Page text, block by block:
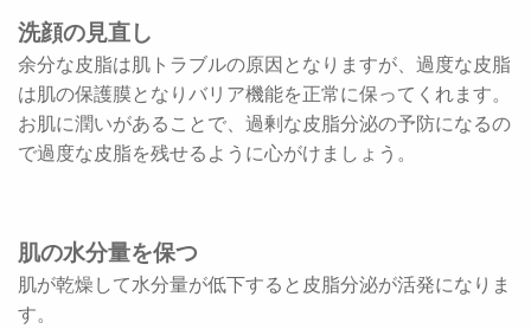
洗顔の見直し
余分な皮脂は肌トラブルの原因となりますが、過度な皮脂
は肌の保護膜となりバリア機能を正常に保ってくれます。
お肌に潤いがあることで、過剰な皮脂分泌の予防になるの
で過度な皮脂を残せるように心がけましょう。
肌の水分量を保つ
肌が乾燥して水分量が低下すると皮脂分泌が活発になりま
す。